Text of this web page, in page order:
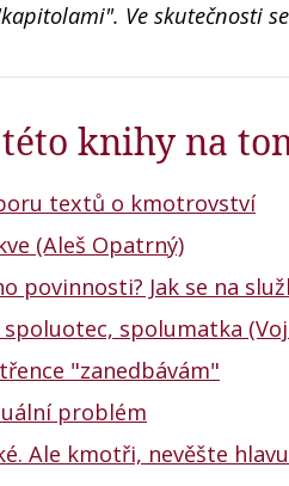
Ve skutečnosti
knihy na
textů o kmotrovství
(Aleš Opatrný)
povinnosti? Jak se na
spolumatka
"zanedbávám"
problém
Ale kmotři, nevěšte